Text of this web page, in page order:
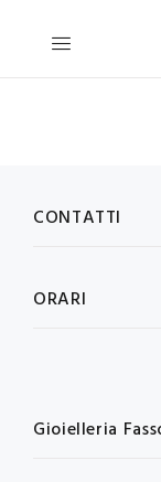
CONTATTI
ORARI
Gioielleria